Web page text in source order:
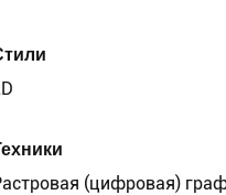
(цифровая)